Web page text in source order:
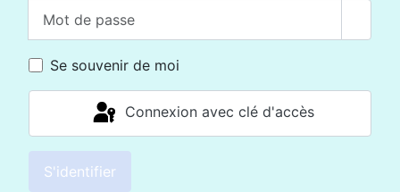
Se souvenir de moi
Connexion avec clé d'accès
S'identifier